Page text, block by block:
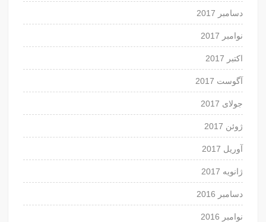
دسامبر 2017
نوامبر 2017
اکتبر 2017
آگوست 2017
جولای 2017
ژوئن 2017
آوریل 2017
ژانویه 2017
دسامبر 2016
نوامبر 2016